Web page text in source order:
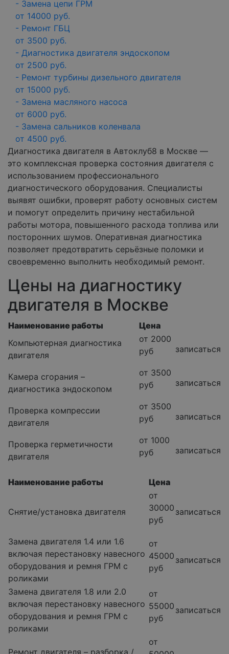
- Замена цепи ГРМ
от 14000 руб.
- Ремонт ГБЦ
от 3500 руб.
- Диагностика двигателя эндоскопом
от 2500 руб.
- Ремонт турбины дизельного двигателя
от 15000 руб.
- Замена масляного насоса
от 6000 руб.
- Замена сальников коленвала
от 4500 руб.
Диагностика двигателя в Автоклуб8 в Москве —
это комплексная проверка состояния двигателя с
использованием профессионального
диагностического оборудования. Специалисты
выявят ошибки, проверят работу основных систем
и помогут определить причину нестабильной
работы мотора, повышенного расхода топлива или
посторонних шумов. Оперативная диагностика
позволяет предотвратить серьёзные поломки и
своевременно выполнить необходимый ремонт.
Цены на диагностику
двигателя в Москве
Наименование работы
Цена
Компьютерная диагностика
двигателя
от 2000
руб
записаться
Камера сгорания –
диагностика эндоскопом
от 3500
руб
записаться
Проверка компрессии
двигателя
от 3500
руб
записаться
Проверка герметичности
двигателя
от 1000
руб
записаться
Наименование работы Цена
Снятие/установка двигателя
от
30000
руб
записаться
Замена двигателя 1.4 или 1.6
включая перестановку навесного
оборудования и ремня ГРМ с
роликами
от
45000
руб
записаться
Замена двигателя 1.8 или 2.0
включая перестановку навесного
оборудования и ремня ГРМ с
роликами
от
55000
руб
записаться
Ремонт двигателя – разборка /
от